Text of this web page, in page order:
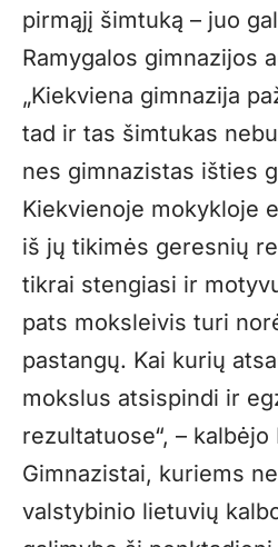
pirmąjį šimtuką – juo
Ramygalos gimnazijos
„Kiekviena gimnazija
tad ir tas šimtukas
nes gimnazistas išties
Kiekvienoje mokykloje
iš jų tikimės geresnių
tikrai stengiasi ir
pats moksleivis turi
pastangų. Kai kurių
mokslus atsispindi ir
rezultatuose“, – kalbėjo
Gimnazistai, kuriems
valstybinio lietuvių